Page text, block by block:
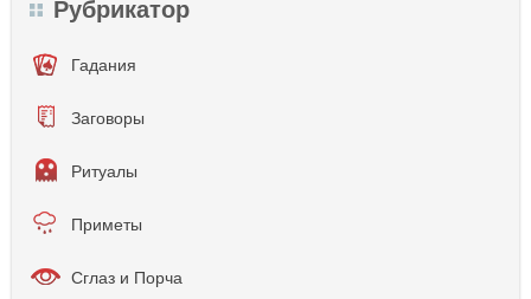
Рубрикатор
Гадания
Заговоры
Ритуалы
Приметы
Сглаз и Порча